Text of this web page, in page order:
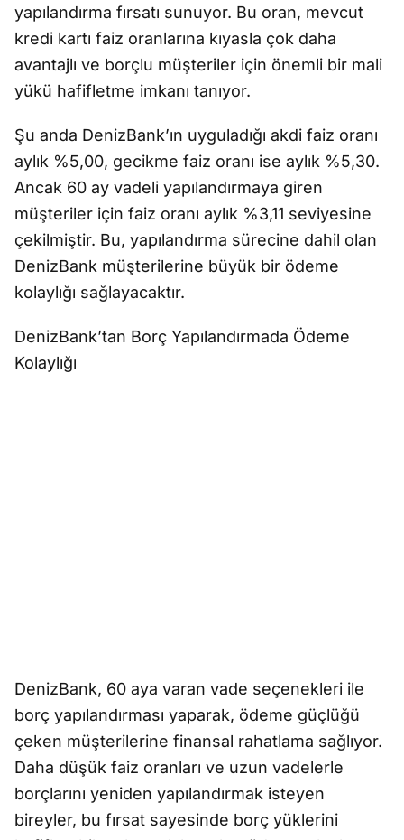
yapılandırma fırsatı sunuyor. Bu oran, mevcut
kredi kartı faiz oranlarına kıyasla çok daha
avantajlı ve borçlu müşteriler için önemli bir mali
yükü hafifletme imkanı tanıyor.
Şu anda DenizBank’ın uyguladığı akdi faiz oranı
aylık %5,00, gecikme faiz oranı ise aylık %5,30.
Ancak 60 ay vadeli yapılandırmaya giren
müşteriler için faiz oranı aylık %3,11 seviyesine
çekilmiştir. Bu, yapılandırma sürecine dahil olan
DenizBank müşterilerine büyük bir ödeme
kolaylığı sağlayacaktır.
DenizBank’tan Borç Yapılandırmada Ödeme
Kolaylığı
DenizBank, 60 aya varan vade seçenekleri ile
borç yapılandırması yaparak, ödeme güçlüğü
çeken müşterilerine finansal rahatlama sağlıyor.
Daha düşük faiz oranları ve uzun vadelerle
borçlarını yeniden yapılandırmak isteyen
bireyler, bu fırsat sayesinde borç yüklerini